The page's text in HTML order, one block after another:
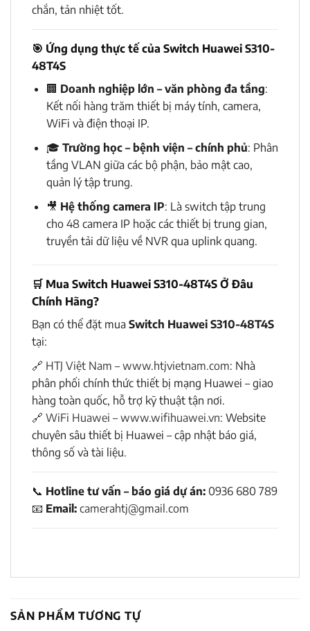
chắn, tản nhiệt tốt.
🎯 Ứng dụng thực tế của Switch Huawei S310-
48T4S
🏢 Doanh nghiệp lớn – văn phòng đa tầng:
Kết nối hàng trăm thiết bị máy tính, camera,
WiFi và điện thoại IP.
🎓 Trường học – bệnh viện – chính phủ: Phân
tầng VLAN giữa các bộ phận, bảo mật cao,
quản lý tập trung.
🎥 Hệ thống camera IP: Là switch tập trung
cho 48 camera IP hoặc các thiết bị trung gian,
truyền tải dữ liệu về NVR qua uplink quang.
🛒 Mua Switch Huawei S310-48T4S Ở Đâu
Chính Hãng?
Bạn có thể đặt mua Switch Huawei S310-48T4S
tại:
🔗 HTJ Việt Nam – www.htjvietnam.com: Nhà
phân phối chính thức thiết bị mạng Huawei – giao
hàng toàn quốc, hỗ trợ kỹ thuật tận nơi.
🔗 WiFi Huawei – www.wifihuawei.vn: Website
chuyên sâu thiết bị Huawei – cập nhật báo giá,
thông số và tài liệu.
📞 Hotline tư vấn – báo giá dự án: 0936 680 789
📧 Email: camerahtj@gmail.com
SẢN PHẨM TƯƠNG TỰ